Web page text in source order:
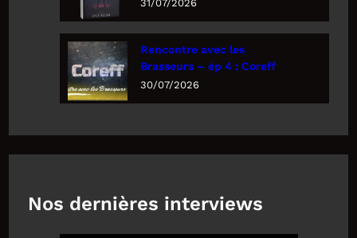
31/07/2026
Rencontre avec les
Brasseurs – ép 4 : Coreff
30/07/2026
Nos dernières interviews